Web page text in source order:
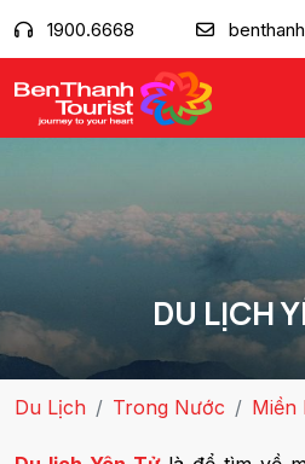
1900.6668
DU LỊCH
Du Lịch Trong Nước Miền